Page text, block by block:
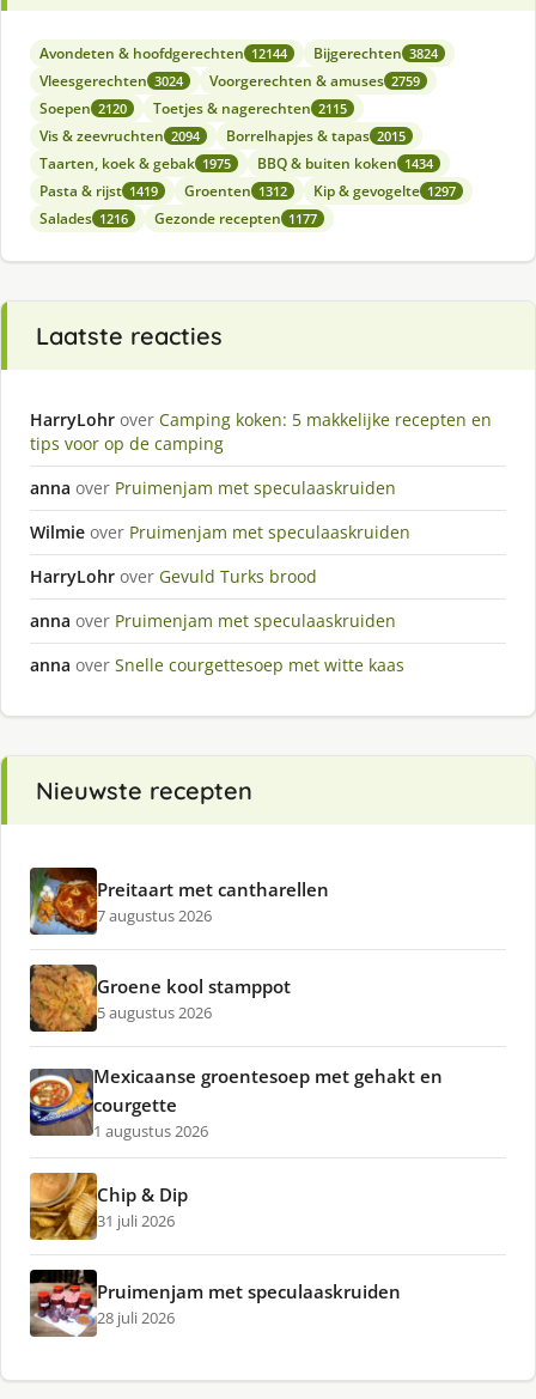
Avondeten & hoofdgerechten 12144 Bijgerechten 3824
Vleesgerechten 3024 Voorgerechten & amuses 2759
Soepen 2120 Toetjes & nagerechten 2115
Vis & zeevruchten 2094 Borrelhapjes & tapas 2015
Taarten, koek & gebak 1975 BBQ & buiten koken 1434
Pasta & rijst 1419 Groenten 1312 Kip & gevogelte 1297
Salades 1216 Gezonde recepten 1177
Laatste reacties
HarryLohr over Camping koken: 5 makkelijke recepten en
tips voor op de camping
anna over Pruimenjam met speculaaskruiden
Wilmie over Pruimenjam met speculaaskruiden
HarryLohr over Gevuld Turks brood
anna over Pruimenjam met speculaaskruiden
anna over Snelle courgettesoep met witte kaas
Nieuwste recepten
Preitaart met cantharellen
7 augustus 2026
Groene kool stamppot
5 augustus 2026
Mexicaanse groentesoep met gehakt en
courgette
1 augustus 2026
Chip & Dip
31 juli 2026
Pruimenjam met speculaaskruiden
28 juli 2026